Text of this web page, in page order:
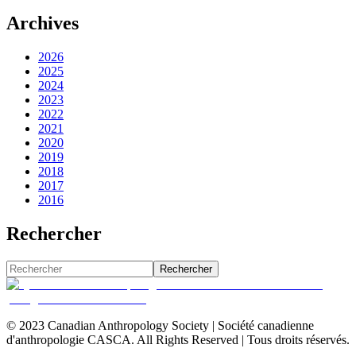
Archives
2026
2025
2024
2023
2022
2021
2020
2019
2018
2017
2016
Rechercher
Rechercher
© 2023 Canadian Anthropology Society | Société canadienne
d'anthropologie CASCA. All Rights Reserved | Tous droits réservés.